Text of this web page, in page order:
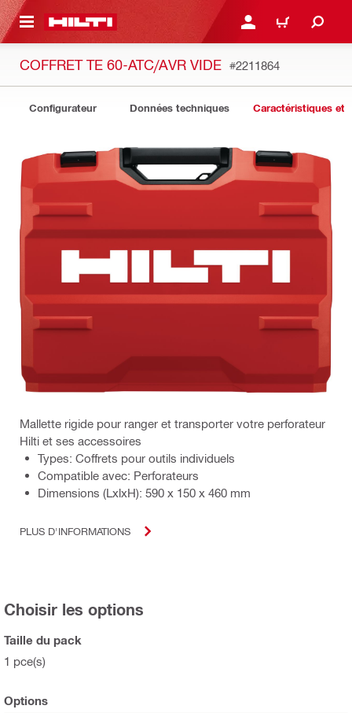
CONTENT CONNEXION OU
PANIER
COFFRET TE 60-ATC/AVR VIDE #2211864
Configurateur Données techniques Caractéristiques et
Mallette rigide pour ranger et transporter votre perforateur
Hilti et ses accessoires
Types: Coffrets pour outils individuels
Compatible avec: Perforateurs
Dimensions (LxlxH): 590 x 150 x 460 mm
PLUS D'INFORMATIONS
Choisir les options
Taille du pack
1 pce(s)
Options